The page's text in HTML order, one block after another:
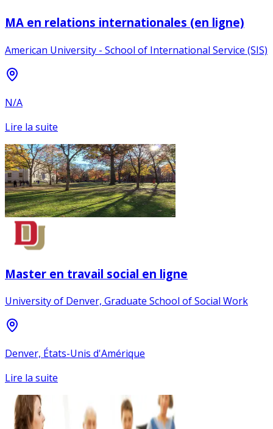
MA en relations internationales (en ligne)
American University - School of International Service (SIS)
N/A
Lire la suite
Master en travail social en ligne
University of Denver, Graduate School of Social Work
Denver, États-Unis d'Amérique
Lire la suite